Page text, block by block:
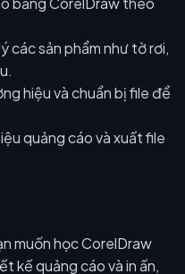
các sản phẩm như tờ rơi,
hiệu và chuẩn bị file để
quảng cáo và xuất file
muốn học CorelDraw
kế quảng cáo và in ấn,